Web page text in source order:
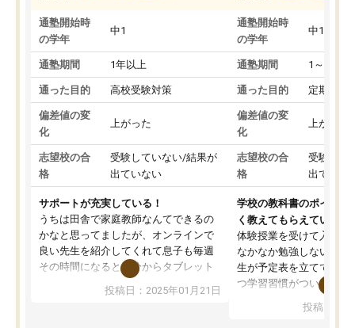
通塾開始時
の学年
中1
通塾期間 1年以上
通った目的 高校受験対策
偏差値の変
化
上がった
志望校の合
格
受験していない/結果が
出ていない
サポートが充実している！
うちは田舎で家庭教師なんてできるの
かなと思ってましたが、オンラインで
良い先生を紹介してくれて息子も毎週
その時間になると自分からタブレット
を開いてzoomを繋げるようになりまし
た！5科目なんでもOKなのもとても気
投稿日：2025年01月21日
通塾開始時
の学年
中1
通塾期間 1～3ヵ月
通った目的 定期テス
偏差値の変
化
上がった
志望校の合
格
受験して
出ていな
学校の教科書のポイント
く教えてもらえている
体験授業を受けて入塾し
なかなか勉強しない息子
生が予定表を立ててくれ
つ学習習慣がついてきま
指導が無い日も予定表
投稿日：